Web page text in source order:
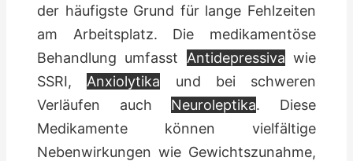
der häufigste Grund für lange Fehlzeiten
am Arbeitsplatz. Die medikamentöse
Behandlung umfasst Antidepressiva wie
SSRI, Anxiolytika und bei schweren
Verläufen auch Neuroleptika. Diese
Medikamente können vielfältige
Nebenwirkungen wie Gewichtszunahme,